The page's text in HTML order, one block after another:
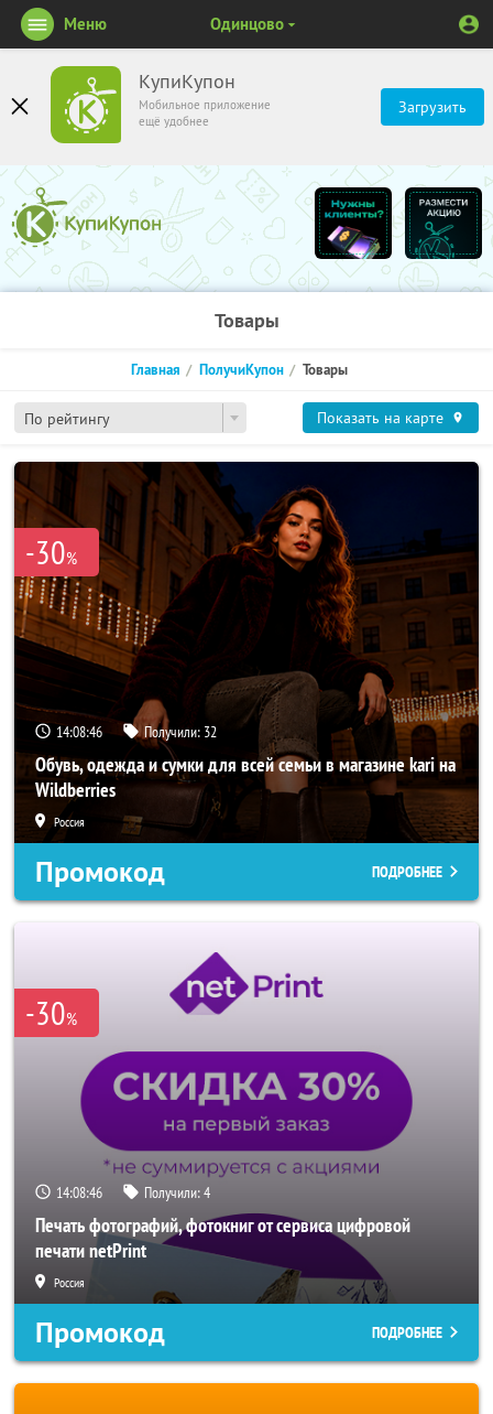
КупиКупон
Мобильное приложение
ещё удобнее
Загрузить
Меню Одинцово
Товары
По рейтингу
Главная ПолучиКупон Товары
Показать на карте
-30%
14:08:43 Получили: 32
Обувь, одежда и сумки для всей семьи в магазине kari на
Wildberries
Россия
Промокод ПОДРОБНЕЕ
-30%
14:08:43 Получили:4
Печать фотографий, фотокниг от сервиса цифровой
печати netPrint
Россия
Промокод ПОДРОБНЕЕ